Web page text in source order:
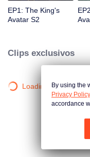
EP1: The King's
Avatar S2
Clips exclusivos
Loading…By using the
Privacy Policy
accordance